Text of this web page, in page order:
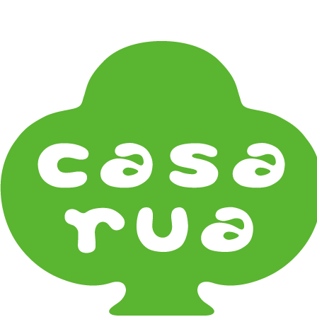
《ギフト》Gifts
石川・金沢・北陸土産 Local Souvenirs
《器タイプ》Tableware Type
碗・椀・丼 Bowls
小皿・豆皿 Small Plates & Pea Cups
平皿 Flat Plates
中皿 Side Plates